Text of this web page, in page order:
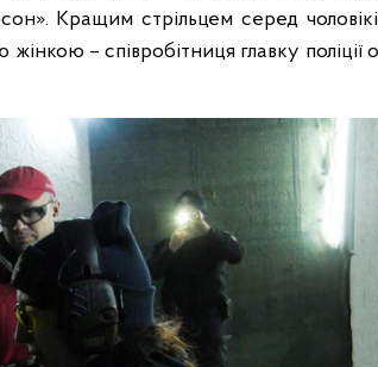
Кращим стрільцем серед
– співробітниця главку поліції